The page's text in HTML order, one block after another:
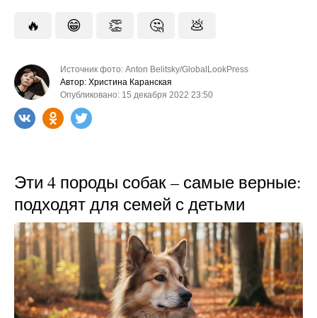
🔥 😁 👏 🤔 💩
Источник фото: Anton Belitsky/GlobalLookPress
Автор: Христина Каранская
Опубликовано: 15 декабря 2022 23:50
Эти 4 породы собак – самые верные:
подходят для семей с детьми